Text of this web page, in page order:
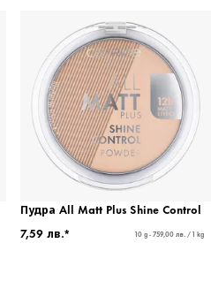
Пудра All Matt Plus Shine Control
7,59 лв.*
10 g - 759,00 лв. / 1 kg